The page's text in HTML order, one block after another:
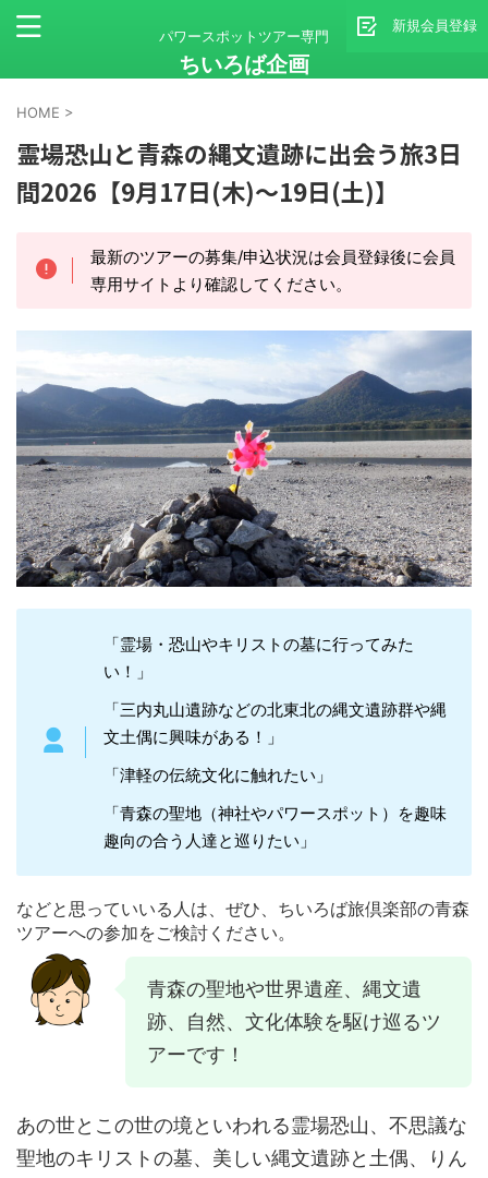
新規会員登録
パワースポットツアー専門
ちいろば企画
HOME >
霊場恐山と青森の縄文遺跡に出会う旅3日
間2026【9月17日(木)～19日(土)】
最新のツアーの募集/申込状況は会員登録後に会員
専用サイトより確認してください。
「霊場・恐山やキリストの墓に行ってみた
い！」
「三内丸山遺跡などの北東北の縄文遺跡群や縄
文土偶に興味がある！」
「津軽の伝統文化に触れたい」
「青森の聖地（神社やパワースポット）を趣味
趣向の合う人達と巡りたい」
などと思っていいる人は、ぜひ、ちいろば旅倶楽部の青森
ツアーへの参加をご検討ください。
青森の聖地や世界遺産、縄文遺
跡、自然、文化体験を駆け巡るツ
アーです！
あの世とこの世の境といわれる霊場恐山、不思議な
聖地のキリストの墓、美しい縄文遺跡と土偶、りん